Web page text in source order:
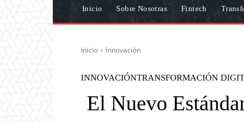
Inicio Sobre Nosotras Fintech
Inicio Innovación
INNOVACIÓNTRANSFORMACIÓN
El Nuevo